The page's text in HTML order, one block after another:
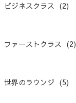
ビジネスクラス (2)
ファーストクラス (2)
世界のラウンジ (5)